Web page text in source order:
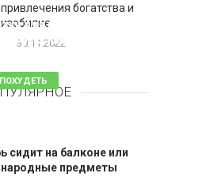
привлечения богатства и
изобилие
30.11.2022
для похудения -
эффективных и
сидит на балконе или
народные предметы